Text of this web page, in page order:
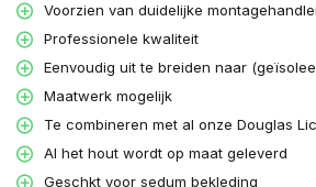
Voorzien van duidelijke
Professionele kwaliteit
Eenvoudig uit te breiden naar
Maatwerk mogelijk
Te combineren met al onze Douglas
Al het hout wordt op maat geleverd
Geschkt voor sedum bekleding